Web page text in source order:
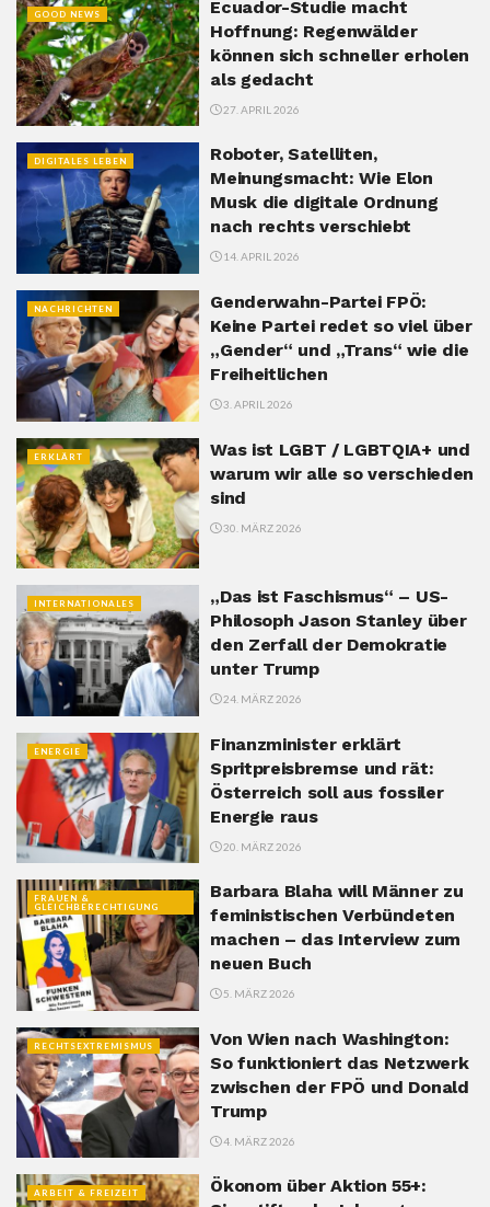
GOOD NEWS
Ecuador-Studie macht
Hoffnung: Regenwälder
können sich schneller erholen
als gedacht
27. APRIL 2026
DIGITALES LEBEN
Roboter, Satelliten,
Meinungsmacht: Wie Elon
Musk die digitale Ordnung
nach rechts verschiebt
14. APRIL 2026
NACHRICHTEN
Genderwahn-Partei FPÖ:
Keine Partei redet so viel über
„Gender“ und „Trans“ wie die
Freiheitlichen
3. APRIL 2026
ERKLÄRT
Was ist LGBT / LGBTQIA+ und
warum wir alle so verschieden
sind
30. MÄRZ 2026
INTERNATIONALES
„Das ist Faschismus“ – US-
Philosoph Jason Stanley über
den Zerfall der Demokratie
unter Trump
24. MÄRZ 2026
ENERGIE
Finanzminister erklärt
Spritpreisbremse und rät:
Österreich soll aus fossiler
Energie raus
20. MÄRZ 2026
FRAUEN &
GLEICHBERECHTIGUNG
Barbara Blaha will Männer zu
feministischen Verbündeten
machen – das Interview zum
neuen Buch
5. MÄRZ 2026
RECHTSEXTREMISMUS
Von Wien nach Washington:
So funktioniert das Netzwerk
zwischen der FPÖ und Donald
Trump
4. MÄRZ 2026
ARBEIT & FREIZEIT
Ökonom über Aktion 55+: